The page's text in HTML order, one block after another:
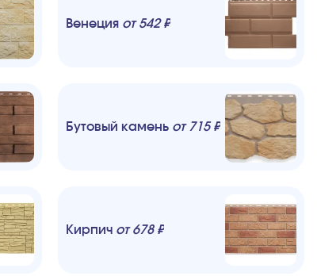
Венеция от542₽
Бутовый камень от 715₽
Кирпич от678₽